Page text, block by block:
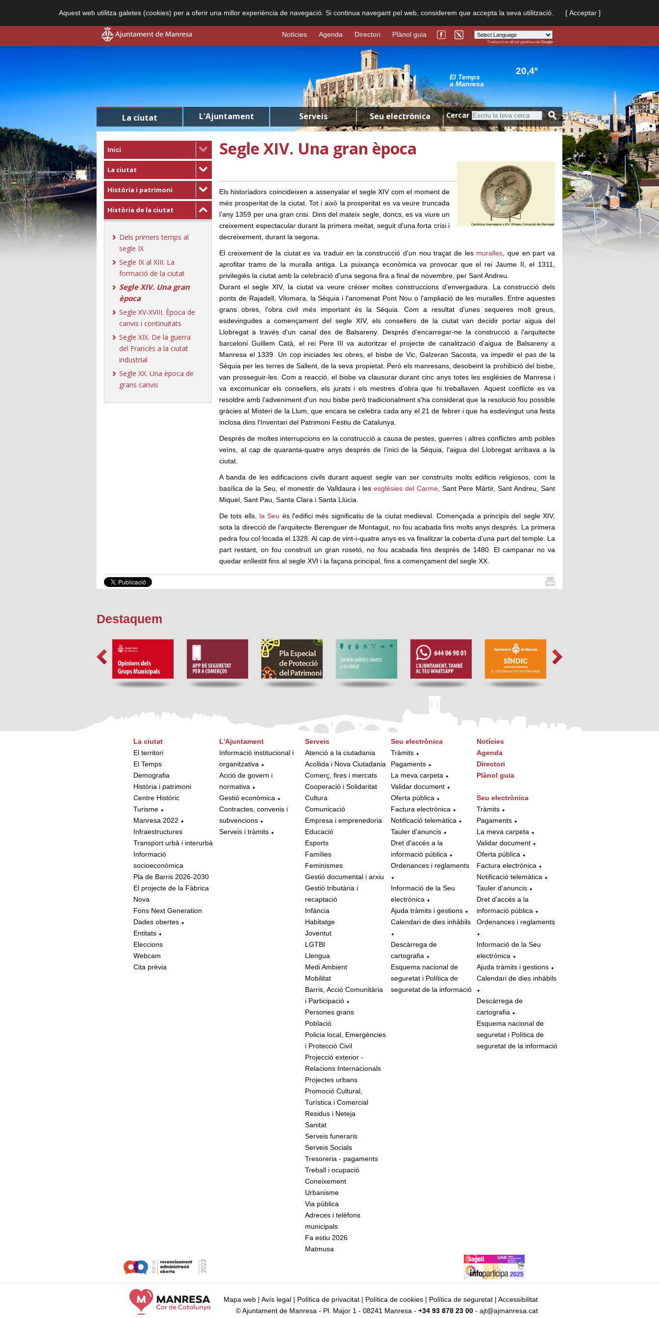
Aquest web utilitza galetes (cookies) per a oferir una millor experiència de navegació. Si continua navegant pel web, considerem que accepta la seva utilització. [ Acceptar ]
Powered by
Traducció no oficial gentilesa de Google
Notícies Agenda Directori Plànol guia
El Temps
a Manresa
20,4º
La ciutat L'Ajuntament Serveis Seu electrònica Cercar
Inici
La ciutat
Història i patrimoni
Història de la ciutat
Dels primers temps al
segle IX
Segle IX al XIII. La
formació de la ciutat
Segle XIV. Una gran
època
Segle XV-XVIII. Època de
canvis i continuitats
Segle XIX. De la guerra
del Francès a la ciutat
industrial
Segle XX. Una època de
grans canvis
Segle XIV. Una gran època
Els historiadors coincideixen a assenyalar el segle XIV com el moment de
més prosperitat de la ciutat. Tot i això la prosperitat es va veure truncada
l'any 1359 per una gran crisi. Dins del mateix segle, doncs, es va viure un
creixement espectacular durant la primera meitat, seguit d'una forta crisi i
decreixement, durant la segona.
El creixement de la ciutat es va traduir en la construcció d'un nou traçat de les muralles , que en part va
aprofitar trams de la muralla antiga. La puixança econòmica va provocar que el rei Jaume II, el 1311,
privilegiés la ciutat amb la celebració d'una segona fira a final de novembre, per Sant Andreu.
Durant el segle XIV, la ciutat va veure créixer moltes construccions d'envergadura. La construcció dels
ponts de Rajadell, Vilomara, la Séquia i l'anomenat Pont Nou o l'ampliació de les muralles. Entre aquestes
grans obres, l'obra civil més important és la Séquia. Com a resultat d'unes sequeres molt greus,
esdevingudes a començament del segle XIV, els consellers de la ciutat van decidir portar aigua del
Llobregat a través d'un canal des de Balsareny. Després d'encarregar-ne la construcció a l'arquitecte
barceloní Guillem Catà, el rei Pere III va autoritzar el projecte de canalització d'aigua de Balsareny a
Manresa el 1339. Un cop iniciades les obres, el bisbe de Vic, Galzeran Sacosta, va impedir el pas de la
Séquia per les terres de Sallent, de la seva propietat. Però els manresans, desobeint la prohibició del bisbe,
van prosseguir-les. Com a reacció, el bisbe va clausurar durant cinc anys totes les esglésies de Manresa i
va excomunicar els consellers, els jurats i els mestres d'obra que hi treballaven. Aquest conflicte es va
resoldre amb l'adveniment d'un nou bisbe però tradicionalment s'ha considerat que la resolució fou possible
gràcies al Misteri de la Llum, que encara se celebra cada any el 21 de febrer i que ha esdevingut una festa
inclosa dins l'Inventari del Patrimoni Festiu de Catalunya.
Després de moltes interrupcions en la construcció a causa de pestes, guerres i altres conflictes amb pobles
veïns, al cap de quaranta-quatre anys després de l'inici de la Séquia, l'aigua del Llobregat arribava a la
ciutat.
A banda de les edificacions civils durant aquest segle van ser construïts molts edificis religiosos, com la
basílica de la Seu, el monestir de Valldaura i les esglésies del Carme, Sant Pere Màrtir, Sant Andreu, Sant
Miquel, Sant Pau, Santa Clara i Santa Llúcia.
De tots ells, la Seu és l'edifici més significatiu de la ciutat medieval. Començada a principis del segle XIV,
sota la direcció de l'arquitecte Berenguer de Montagut, no fou acabada fins molts anys després. La primera
pedra fou col·locada el 1328. Al cap de vint-i-quatre anys es va finalitzar la coberta d'una part del temple. La
part restant, on fou construït un gran rosetó, no fou acabada fins després de 1480. El campanar no va
quedar enllestit fins al segle XVI i la façana principal, fins a començament del segle XX.
Destaquem
La ciutat
El territori
El Temps
Demografia
Història i patrimoni
Centre Històric
Turisme
Manresa 2022
Infraestructures
Transport urbà i interurbà
Informació
socioeconòmica
Pla de Barris 2026-2030
El projecte de la Fàbrica
Nova
Fons Next Generation
Dades obertes
Entitats
Eleccions
Webcam
Cita prèvia
L'Ajuntament
Informació institucional i
organitzativa
Acció de govern i
normativa
Gestió econòmica
Contractes, convenis i
subvencions
Serveis i tràmits
Serveis
Atenció a la ciutadania
Acollida i Nova Ciutadania
Comerç, fires i mercats
Cooperació i Solidaritat
Cultura
Comunicació
Empresa i emprenedoria
Educació
Esports
Famílies
Feminismes
Gestió documental i arxiu
Gestió tributària i
recaptació
Infància
Habitatge
Joventut
LGTBI
Llengua
Medi Ambient
Mobilitat
Barris, Acció Comunitària
i Participació
Persones grans
Població
Policia local, Emergències
i Protecció Civil
Projecció exterior -
Relacions Internacionals
Projectes urbans
Promoció Cultural,
Turística i Comercial
Residus i Neteja
Sanitat
Serveis funeraris
Serveis Socials
Tresoreria - pagaments
Treball i ocupació
Coneixement
Urbanisme
Via pública
Adreces i telèfons
municipals
Fa estiu 2026
Matmusa
Seu electrònica
Tràmits
Pagaments
La meva carpeta
Validar document
Oferta pública
Factura electrònica
Notificació telemàtica
Tauler d'anuncis
Dret d'accés a la
informació pública
Ordenances i reglaments
Informació de la Seu
electrònica
Ajuda tràmits i gestions
Calendari de dies inhàbils
Descàrrega de
cartografia
Esquema nacional de
seguretat i Política de
seguretat de la informació
Notícies
Agenda
Directori
Plànol guia
Seu electrònica
Tràmits
Pagaments
La meva carpeta
Validar document
Oferta pública
Factura electrònica
Notificació telemàtica
Tauler d'anuncis
Dret d'accés a la
informació pública
Ordenances i reglaments
Informació de la Seu
electrònica
Ajuda tràmits i gestions
Calendari de dies inhàbils
Descàrrega de
cartografia
Esquema nacional de
seguretat i Política de
seguretat de la informació
Mapa web | Avís legal | Política de privacitat | Política de cookies | Política de seguretat | Accessibilitat
© Ajuntament de Manresa - Pl. Major 1 - 08241 Manresa - +34 93 878 23 00 - ajt@ajmanresa.cat